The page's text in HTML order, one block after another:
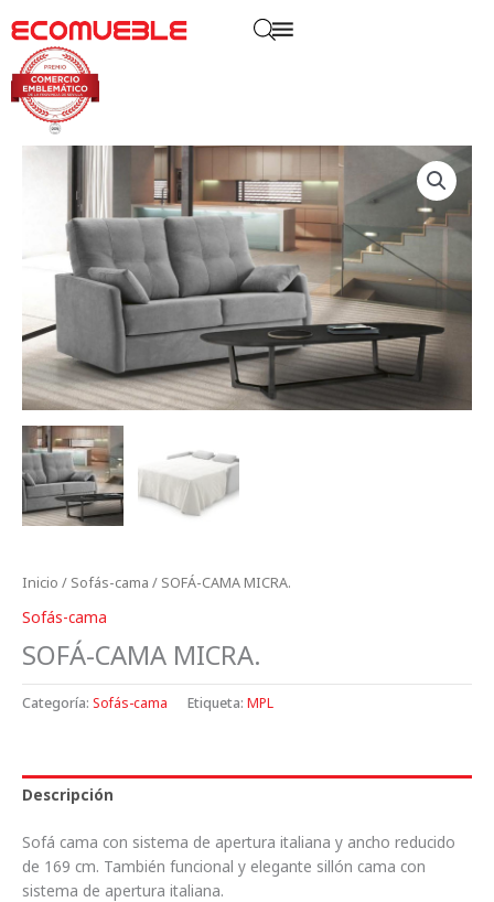
Inicio / Sofás-cama / SOFÁ-CAMA MICRA.
Sofás-cama
SOFÁ-CAMA MICRA.
Categoría: Sofás-cama Etiqueta: MPL
Descripción
Sofá cama con sistema de apertura italiana y ancho reducido
de 169 cm. También funcional y elegante sillón cama con
sistema de apertura italiana.